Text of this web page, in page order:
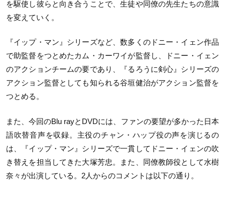
を駆使し彼らと向き合うことで、生徒や同僚の先生たちの意識
を変えていく。
『イップ・マン』シリーズなど、数多くのドニー・イェン作品
で助監督をつとめたカム・カーワイが監督し、ドニー・イェン
のアクションチームの要であり、『るろうに剣心』シリーズの
アクション監督としても知られる谷垣健治がアクション監督を
つとめる。
また、今回のBlu rayとDVDには、ファンの要望が多かった日本
語吹替音声を収録。主役のチャン・ハップ役の声を演じるの
は、『イップ・マン』シリーズで一貫してドニー・イェンの吹
き替えを担当してきた大塚芳忠。また、同僚教師役として水樹
奈々が出演している。2人からのコメントは以下の通り。